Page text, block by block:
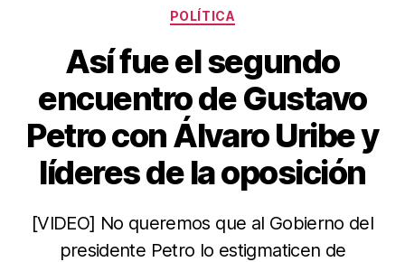
Categorías
POLÍTICA
Así fue el segundo
encuentro de Gustavo
Petro con Álvaro Uribe y
líderes de la oposición
[VIDEO] No queremos que al Gobierno del
presidente Petro lo estigmaticen de